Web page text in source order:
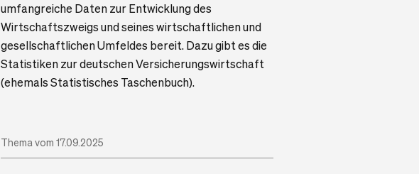
umfangreiche Daten zur Entwicklung des
Wirtschaftszweigs und seines wirtschaftlichen und
gesellschaftlichen Umfeldes bereit. Dazu gibt es die
Statistiken zur deutschen Versicherungswirtschaft
(ehemals Statistisches Taschenbuch).
Thema vom 17.09.2025